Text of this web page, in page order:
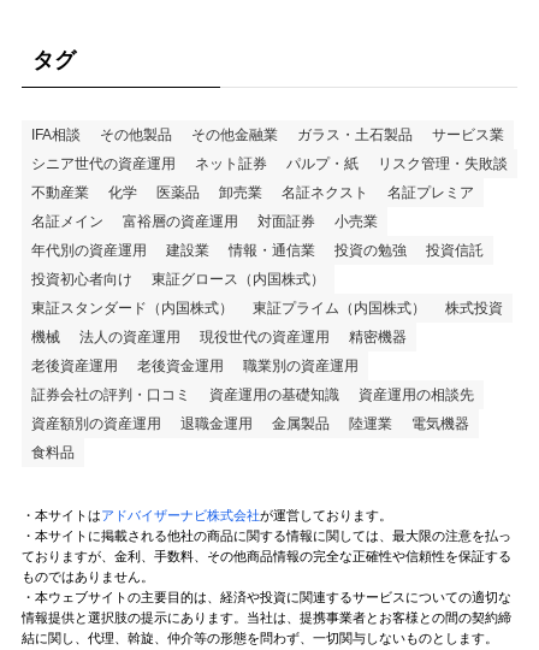
タグ
IFA相談 その他製品 その他金融業 ガラス・土石製品
サービス業
シニア世代の資産運用
ネット証券 パルプ・紙
リスク管理・失敗談
不動産業
化学 医薬品 卸売業 名証ネクスト
名証プレミア
名証メイン
富裕層の資産運用 対面証券
小売業
年代別の資産運用
建設業 情報・通信業 投資の勉強
投資信託
投資初心者向け
東証グロース（内国株式）
東証スタンダード（内国株式）
東証プライム（内国株式）
株式投資
機械
法人の資産運用 現役世代の資産運用
精密機器
老後資産運用
老後資金運用
職業別の資産運用
証券会社の評判・口コミ
資産運用の基礎知識
資産運用の相談先
資産額別の資産運用
退職金運用 金属製品 陸運業
電気機器
食料品
・本サイトはアドバイザーナビ株式会社が運営しております。
・本サイトに掲載される他社の商品に関する情報に関しては、最大限の注意を払っ
ておりますが、金利、手数料、その他商品情報の完全な正確性や信頼性を保証する
ものではありません。
・本ウェブサイトの主要目的は、経済や投資に関連するサービスについての適切な
情報提供と選択肢の提示にあります。当社は、提携事業者とお客様との間の契約締
結に関し、代理、斡旋、仲介等の形態を問わず、一切関与しないものとします。